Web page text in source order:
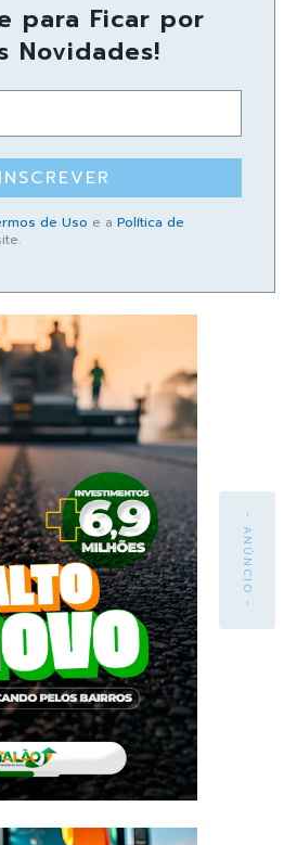
para Ficar por
Novidades!
INSCREVER
de Uso e a Política de
- ANÚNCIO -